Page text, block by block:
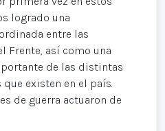
logrado una
entre las
Frente, así como una
de las distintas
existen en el país.
de guerra actuaron de